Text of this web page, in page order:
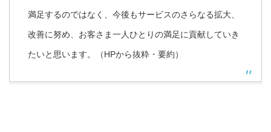
満足するのではなく、今後もサービスのさらなる拡大、
改善に努め、お客さま一人ひとりの満足に貢献していき
たいと思います。（HPから抜粋・要約）